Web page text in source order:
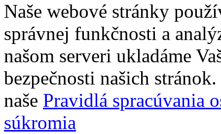
Naše webové stránky
správnej funkčnosti a
našom serveri ukladáme
bezpečnosti našich
naše Pravidlá spracúvania
súkromia